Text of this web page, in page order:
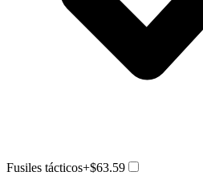
Fusiles tácticos+$63.59